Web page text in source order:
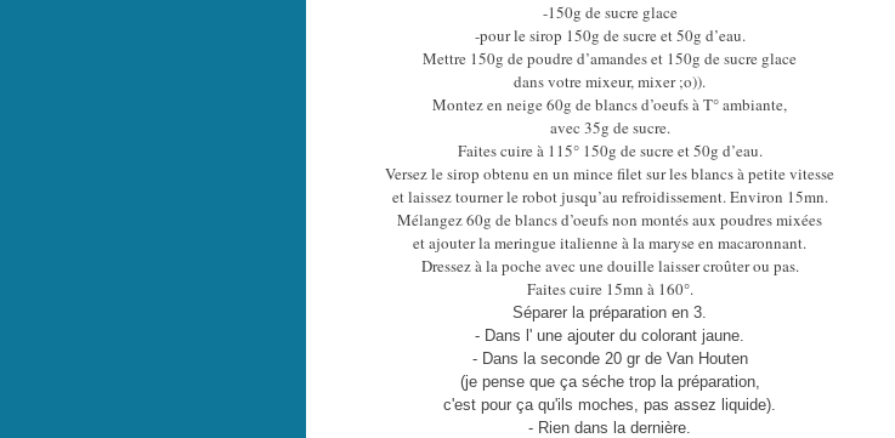
-150g de sucre glace
-pour le sirop 150g de sucre et 50g d’eau.
Mettre 150g de poudre d’amandes et 150g de sucre glace
dans votre mixeur, mixer ;o)).
Montez en neige 60g de blancs d’oeufs à T° ambiante,
avec 35g de sucre.
Faites cuire à 115° 150g de sucre et 50g d’eau.
Versez le sirop obtenu en un mince filet sur les blancs à petite vitesse
et laisseztourner le robot jusqu’au refroidissement. Environ 15mn.
Mélangez 60g de blancs d’oeufs non montés aux poudres mixées
et ajouter lameringue italienne à la maryse en macaronnant.
Dressez à la poche avec une douille laisser croûter ou pas.
Faites cuire 15mn à 160°.
Séparer la préparation en 3.
- Dans l' une ajouter du colorant jaune.
- Dans la seconde 20 gr de Van Houten
(je pense que ça séche trop la préparation,
c'est pour ça qu'ils moches, pas assez liquide).
- Rien dans la dernière.